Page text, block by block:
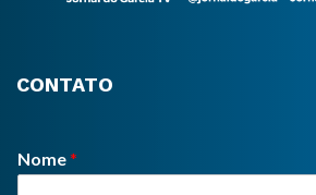
CONTATO
Nome*